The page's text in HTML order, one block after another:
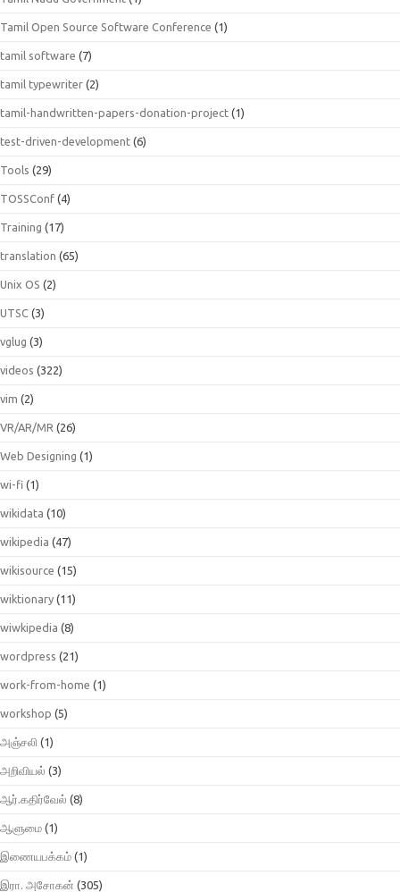
Tamil Open Source Software Conference (1)
tamil software (7)
tamil typewriter (2)
tamil-handwritten-papers-donation-project (1)
test-driven-development (6)
Tools (29)
TOSSConf (4)
Training (17)
translation (65)
Unix OS (2)
UTSC (3)
vglug (3)
videos (322)
vim (2)
VR/AR/MR (26)
Web Designing (1)
wi-fi (1)
wikidata (10)
wikipedia (47)
wikisource (15)
wiktionary (11)
wiwkipedia (8)
wordpress (21)
work-from-home (1)
workshop (5)
அஞ்சலி (1)
அறிவியல் (3)
ஆர்.கதிர்வேல் (8)
ஆளுமை (1)
இணையபக்கம் (1)
இரா. அசோகன் (305)